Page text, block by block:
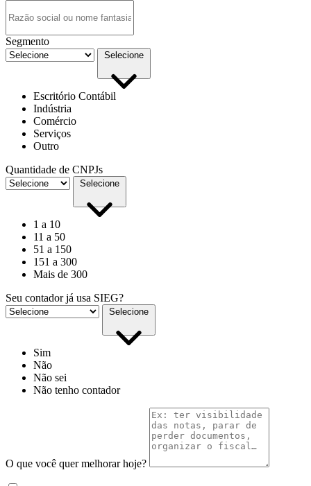
Segmento
Selecione
Escritório Contábil
Indústria
Comércio
Serviços
Outro
Quantidade de CNPJs
Selecione
1 a 10
11 a 50
51 a 150
151 a 300
Mais de 300
Seu contador já usa SIEG?
Selecione
Sim
Não
Não sei
Não tenho contador
O que você quer melhorar hoje?